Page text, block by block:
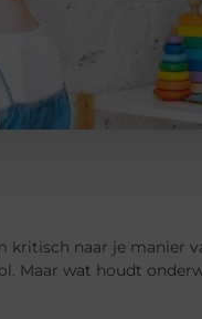
kritisch naar je manier
Maar wat houdt